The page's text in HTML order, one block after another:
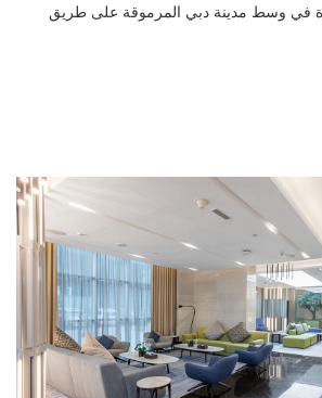
في وسط مدينة دبي المرموقة على طريق